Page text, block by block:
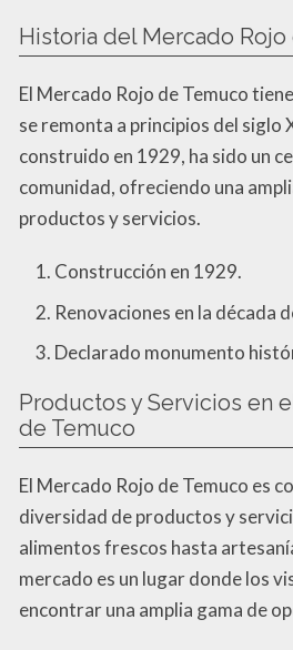
Historia del Mercado Rojo
El Mercado Rojo de Temuco
se remonta a principios del siglo
construido en 1929, ha sido un
comunidad, ofreciendo una
productos y servicios.
Construcción en 1929.
Renovaciones en la década
Declarado monumento
Productos y Servicios en
de Temuco
El Mercado Rojo de Temuco es
diversidad de productos y
alimentos frescos hasta
mercado es un lugar donde los
encontrar una amplia gama de